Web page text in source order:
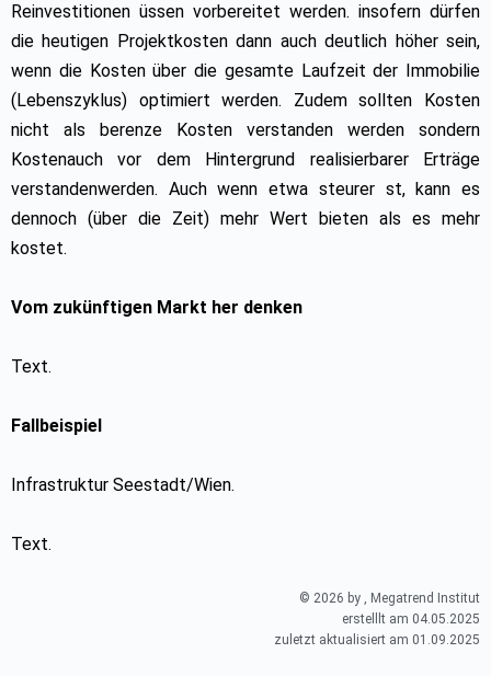
Reinvestitionen üssen vorbereitet werden. insofern dürfen
die heutigen Projektkosten dann auch deutlich höher sein,
wenn die Kosten über die gesamte Laufzeit der Immobilie
(Lebenszyklus) optimiert werden. Zudem sollten Kosten
nicht als berenze Kosten verstanden werden sondern
Kostenauch vor dem Hintergrund realisierbarer Erträge
verstandenwerden. Auch wenn etwa steurer st, kann es
dennoch (über die Zeit) mehr Wert bieten als es mehr
kostet.
Vom zukünftigen Markt her denken
Text.
Fallbeispiel
Infrastruktur Seestadt/Wien.
Text.
© 2026 by , Megatrend Institut
erstelllt am 04.05.2025
zuletzt aktualisiert am 01.09.2025